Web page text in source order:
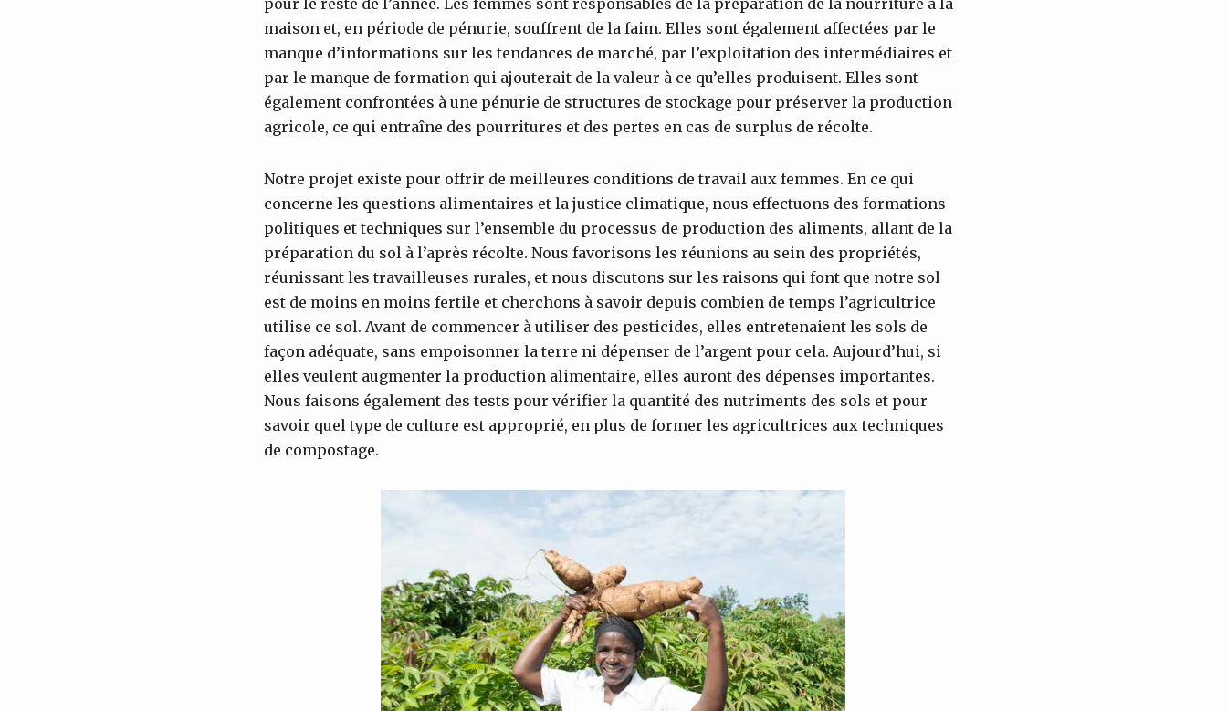
pour le reste de l’année. Les femmes sont responsables de la préparation de la nourriture à la
maison et, en période de pénurie, souffrent de la faim. Elles sont également affectées par le
manque d’informations sur les tendances de marché, par l’exploitation des intermédiaires et
par le manque de formation qui ajouterait de la valeur à ce qu’elles produisent. Elles sont
également confrontées à une pénurie de structures de stockage pour préserver la production
agricole, ce qui entraîne des pourritures et des pertes en cas de surplus de récolte.
Notre projet existe pour offrir de meilleures conditions de travail aux femmes. En ce qui
concerne les questions alimentaires et la justice climatique, nous effectuons des formations
politiques et techniques sur l’ensemble du processus de production des aliments, allant de la
préparation du sol à l’après récolte. Nous favorisons les réunions au sein des propriétés,
réunissant les travailleuses rurales, et nous discutons sur les raisons qui font que notre sol
est de moins en moins fertile et cherchons à savoir depuis combien de temps l’agricultrice
utilise ce sol. Avant de commencer à utiliser des pesticides, elles entretenaient les sols de
façon adéquate, sans empoisonner la terre ni dépenser de l’argent pour cela. Aujourd’hui, si
elles veulent augmenter la production alimentaire, elles auront des dépenses importantes.
Nous faisons également des tests pour vérifier la quantité des nutriments des sols et pour
savoir quel type de culture est approprié, en plus de former les agricultrices aux techniques
de compostage.